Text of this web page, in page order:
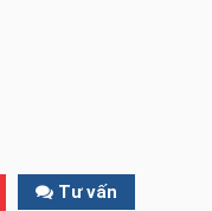
Tư vấn